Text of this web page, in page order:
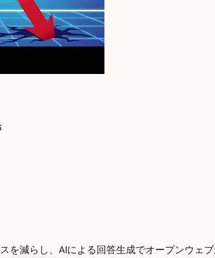
減らし、AIによる回答生成でオープンウェブ